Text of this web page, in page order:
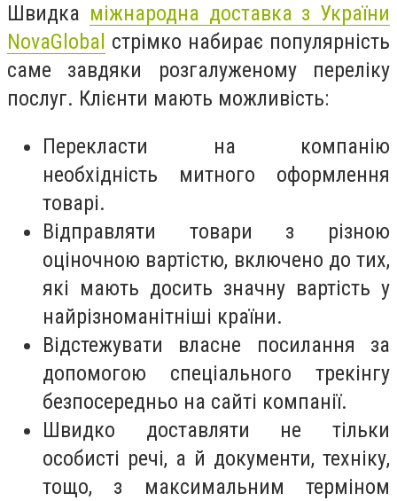
Швидка міжнародна доставка з України
NovaGlobal стрімко набирає популярність
саме завдяки розгалуженому переліку
послуг. Клієнти мають можливість:
Перекласти на компанію
необхідність митного оформлення
товарі.
Відправляти товари з різною
оціночною вартістю, включено до тих,
які мають досить значну вартість у
найрізноманітніші країни.
Відстежувати власне посилання за
допомогою спеціального трекінгу
безпосередньо на сайті компанії.
Швидко доставляти не тільки
особисті речі, а й документи, техніку,
тощо, з максимальним терміном